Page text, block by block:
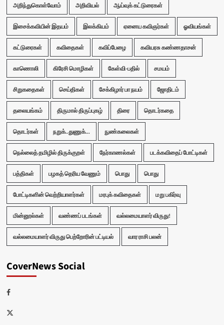
அறிந்துகொள்வோம் அறிவியல் ஆய்வுக் கட்டுரைகள்
இசைக்கவியின் இதயம் இலக்கியம் ஏனைய கவிஞர்கள் ஓவியங்கள்
கட்டுரைகள் கவிதைகள் கவிப்பேழை கவியரசு கண்ணதாசன்
காணொலி கிரேசி மொழிகள் கேள்வி-பதில் சமயம்
சிறுகதைகள் செய்திகள் சேக்கிழார் பா நயம் ஜோதிடம்
தலையங்கம் திருமால் திருப்புகழ் திரை தொடர்கதை
தொடர்கள் நறுக்..துணுக்... நுண்கலைகள்
நெல்லைத் தமிழில் திருக்குறள் நேர்காணல்கள் படக்கவிதைப் போட்டிகள்
பத்திகள் பழகத் தெரிய வேணும் பொது பொது
போட்டிகளின் வெற்றியாளர்கள் மரபுக் கவிதைகள் மறு பகிர்வு
மின்னூல்கள் வண்ணப் படங்கள் வல்லமையாளர் விருது!
வல்லமையாளர் விருது பெற்றோரின் பட்டியல் வார ராசி பலன்
CoverNews Social
Facebook
Twitter